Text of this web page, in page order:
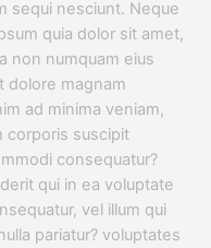
sequi nesciunt. Neque
quia dolor sit amet,
non numquam eius
dolore magnam
ad minima veniam,
corporis suscipit
consequatur?
qui in ea voluptate
vel illum qui
pariatur? voluptates